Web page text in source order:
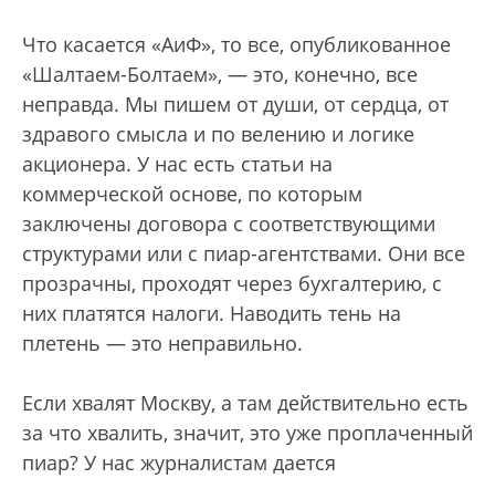
Что касается «АиФ», то все, опубликованное
«Шалтаем-Болтаем», — это, конечно, все
неправда. Мы пишем от души, от сердца, от
здравого смысла и по велению и логике
акционера. У нас есть статьи на
коммерческой основе, по которым
заключены договора с соответствующими
структурами или с пиар-агентствами. Они все
прозрачны, проходят через бухгалтерию, с
них платятся налоги. Наводить тень на
плетень — это неправильно.
Если хвалят Москву, а там действительно есть
за что хвалить, значит, это уже проплаченный
пиар? У нас журналистам дается